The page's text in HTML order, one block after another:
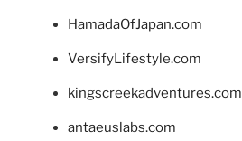
HamadaOfJapan.com
VersifyLifestyle.com
kingscreekadventures.com
antaeuslabs.com